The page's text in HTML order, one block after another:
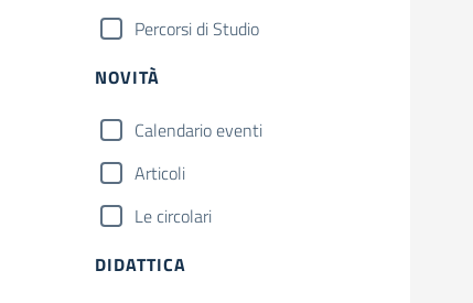
Percorsi di Studio
NOVITÀ
Calendario eventi
Articoli
Le circolari
DIDATTICA